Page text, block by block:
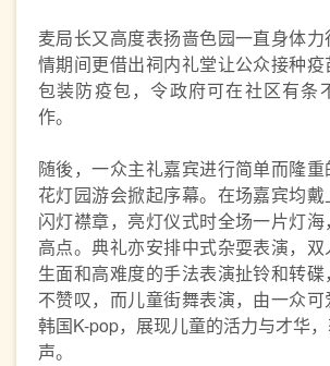
麦局长又高度表扬啬色园一直身体
情期间更借出祠内礼堂让公众接种
包装防疫包，令政府可在社区有条
作。
随後，一众主礼嘉宾进行简单而隆
花灯园游会掀起序幕。在场嘉宾均
闪灯襟章，亮灯仪式时全场一片灯
高点。典礼亦安排中式杂耍表演，
生面和高难度的手法表演扯铃和转
不赞叹，而儿童街舞表演，由一众
韩国K-pop，展现儿童的活力与才华
声。